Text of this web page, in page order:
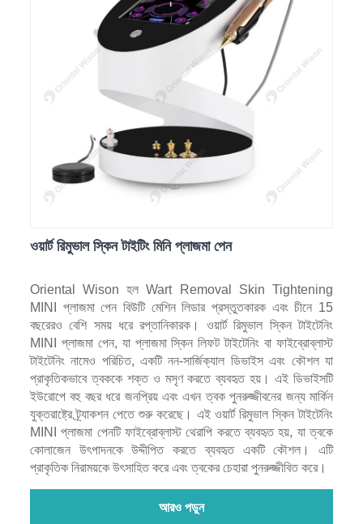
ওয়ার্ট রিমুভাল স্কিন টাইটিং মিনি প্লাজমা পেন
Oriental Wison হল Wart Removal Skin Tightening
MINI প্লাজমা পেন বিউটি মেশিন লিডার প্রস্তুতকারক এবং চীনে 15
বছরেরও বেশি সময় ধরে রপ্তানিকারক। ওয়ার্ট রিমুভাল স্কিন টাইটেনিং
MINI প্লাজমা পেন, যা প্লাজমা স্কিন লিফট টাইটেনিং বা ফাইব্রোব্লাস্ট
টাইটেনিং নামেও পরিচিত, একটি নন-সার্জিক্যাল ডিভাইস এবং কৌশল যা
প্রাকৃতিকভাবে ত্বককে শক্ত ও মসৃণ করতে ব্যবহৃত হয়। এই ডিভাইসটি
ইউরোপে বহু বছর ধরে জনপ্রিয় এবং এখন ত্বক পুনরুজ্জীবনের জন্য মার্কিন
যুক্তরাষ্ট্রে ট্র্যাকশন পেতে শুরু করেছে। এই ওয়ার্ট রিমুভাল স্কিন টাইটেনিং
MINI প্লাজমা পেনটি ফাইব্রোব্লাস্ট থেরাপি করতে ব্যবহৃত হয়, যা ত্বকে
কোলাজেন উৎপাদনকে উদ্দীপিত করতে ব্যবহৃত একটি কৌশল। এটি
প্রাকৃতিক নিরাময়কে উৎসাহিত করে এবং ত্বকের চেহারা পুনরুজ্জীবিত করে।
আরও পড়ুন